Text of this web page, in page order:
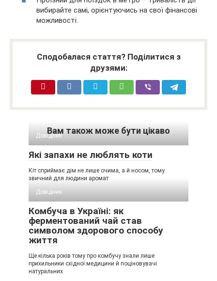
вибирайте самі, орієнтуючись на свої фінансові
можливості.
Сподобалася стаття? Поділитися з
друзями:
Вам також може бути цікаво
Довідник
Які запахи не люблять коти
Кіт сприймає дім не лише очима, а й носом, тому
звичний для людини аромат
Довідник
Комбуча в Україні: як
ферментований чай став
символом здорового способу
життя
Ще кілька років тому про комбучу знали лише
прихильники східної медицини й поціновувачі
натуральних